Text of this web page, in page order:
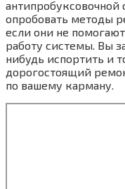
опробовать методы
если они не
работу системы. Вы
нибудь испортить и
дорогостоящий
по вашему карману.